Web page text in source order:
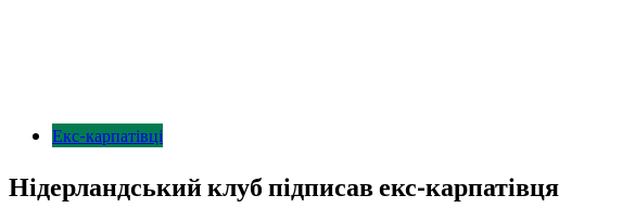
Екс-карпатівці
Нідерландський клуб підписав екс-карпатівця